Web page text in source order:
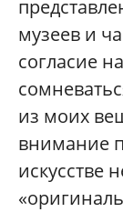
музеев и
согласие
из моих
внимание
искусстве